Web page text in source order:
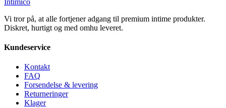
Vi tror på, at alle fortjener adgang til premium intime produkter.
Diskret, hurtigt og med omhu leveret.
Kundeservice
Kontakt
FAQ
Forsendelse & levering
Returneringer
Klager